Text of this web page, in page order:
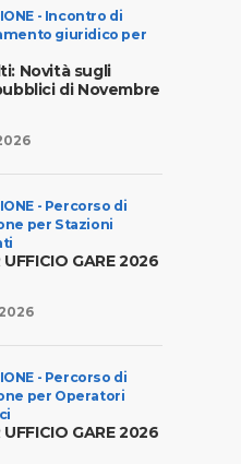
- Incontro di
giuridico per
Novità sugli
di Novembre
- Percorso di
per Stazioni
UFFICIO GARE 2026
- Percorso di
per Operatori
UFFICIO GARE 2026